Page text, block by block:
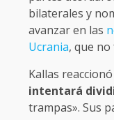
bilaterales y
avanzar en las
Ucrania, que
Kallas
intentará
trampas». Sus